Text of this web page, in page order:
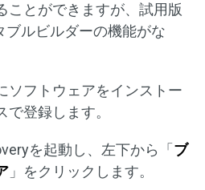
ことができますが、試用版
ブルビルダーの機能がな
ソフトウェアをインストー
で登録します。
を起動し、左下から「 ブ
」をクリックします。